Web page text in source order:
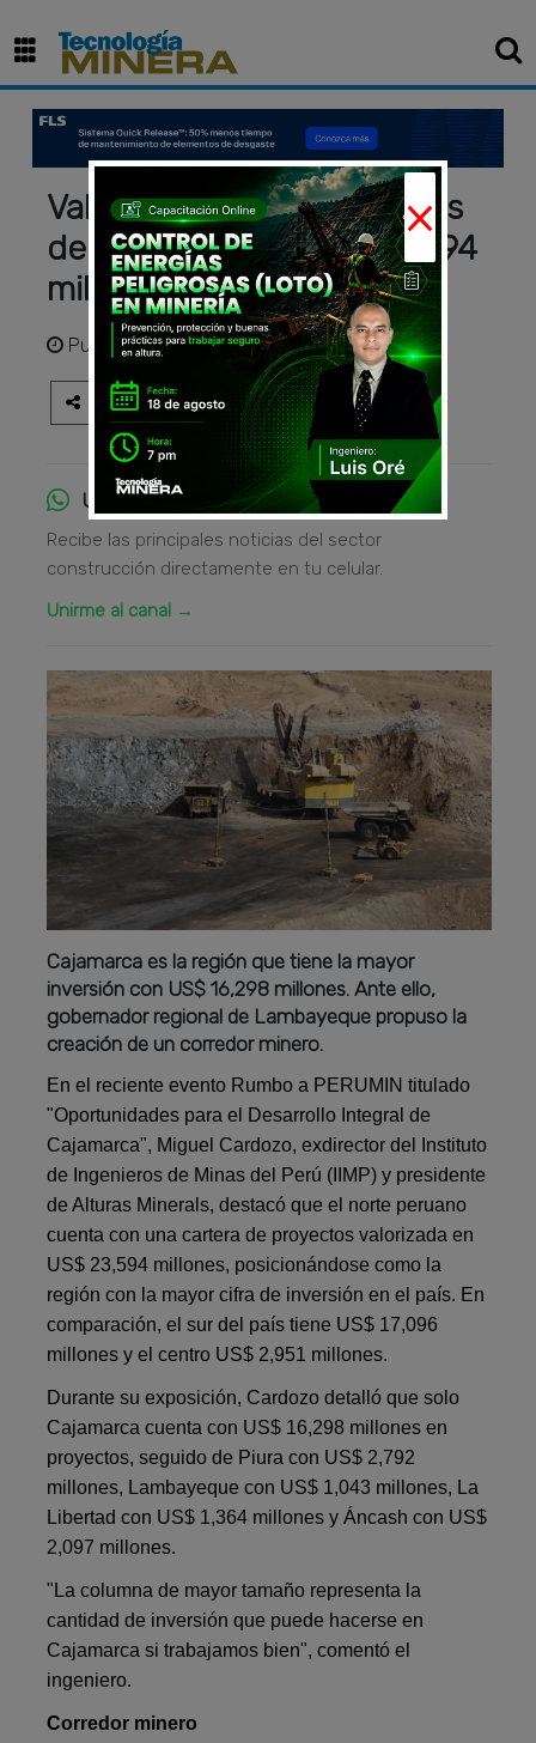
Valor de proyectos mineros
del norte llega a US$ 23,594
millones de inversión
Publicadohace 2 años
Únete al canal de WhatsApp
Recibe las principales noticias del sector
construcción directamente en tu celular.
Unirme al canal →
Cajamarca es la región que tiene la mayor
inversión con US$ 16,298 millones. Ante ello,
gobernador regional de Lambayeque propuso la
creación de un corredor minero.
En el reciente evento Rumbo a PERUMIN titulado
"Oportunidades para el Desarrollo Integral de
Cajamarca", Miguel Cardozo, exdirector del Instituto
de Ingenieros de Minas del Perú (IIMP) y presidente
de Alturas Minerals, destacó que el norte peruano
cuenta con una cartera de proyectos valorizada en
US$ 23,594 millones, posicionándose como la
región con la mayor cifra de inversión en el país. En
comparación, el sur del país tiene US$ 17,096
millones y el centro US$ 2,951 millones.
Durante su exposición, Cardozo detalló que solo
Cajamarca cuenta con US$ 16,298 millones en
proyectos, seguido de Piura con US$ 2,792
millones, Lambayeque con US$ 1,043 millones, La
Libertad con US$ 1,364 millones y Áncash con US$
2,097 millones.
"La columna de mayor tamaño representa la
cantidad de inversión que puede hacerse en
Cajamarca si trabajamos bien", comentó el
ingeniero.
Corredor minero
×